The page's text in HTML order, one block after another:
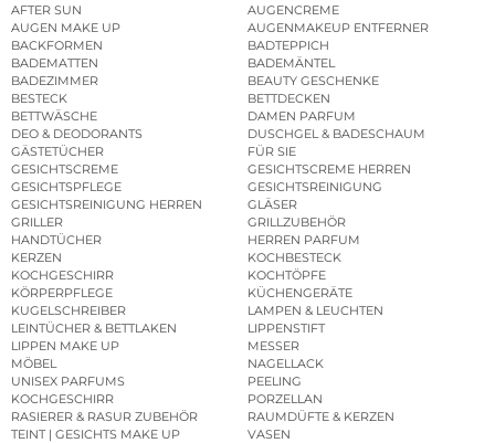
AFTER SUN
AUGENCREME
AUGEN MAKE UP
AUGENMAKEUP ENTFERNER
BACKFORMEN
BADTEPPICH
BADEMATTEN
BADEMÄNTEL
BADEZIMMER
BEAUTY GESCHENKE
BESTECK
BETTDECKEN
BETTWÄSCHE
DAMEN PARFUM
DEO & DEODORANTS
DUSCHGEL & BADESCHAUM
GÄSTETÜCHER
FÜR SIE
GESICHTSCREME
GESICHTSCREME HERREN
GESICHTSPFLEGE
GESICHTSREINIGUNG
GESICHTSREINIGUNG HERREN
GLÄSER
GRILLER
GRILLZUBEHÖR
HANDTÜCHER
HERREN PARFUM
KERZEN
KOCHBESTECK
KOCHGESCHIRR
KOCHTÖPFE
KÖRPERPFLEGE
KÜCHENGERÄTE
KUGELSCHREIBER
LAMPEN & LEUCHTEN
LEINTÜCHER & BETTLAKEN
LIPPENSTIFT
LIPPEN MAKE UP
MESSER
MÖBEL
NAGELLACK
UNISEX PARFUMS
PEELING
KOCHGESCHIRR
PORZELLAN
RASIERER & RASUR ZUBEHÖR
RAUMDÜFTE & KERZEN
TEINT | GESICHTS MAKE UP
VASEN